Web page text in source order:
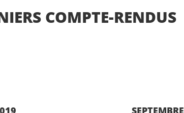
COMPTE-RENDUS